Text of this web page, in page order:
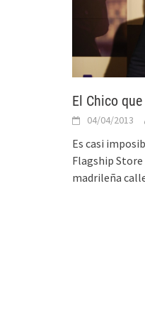
El Chico que
04/04/2013
Es casi
Flagship
madrileña